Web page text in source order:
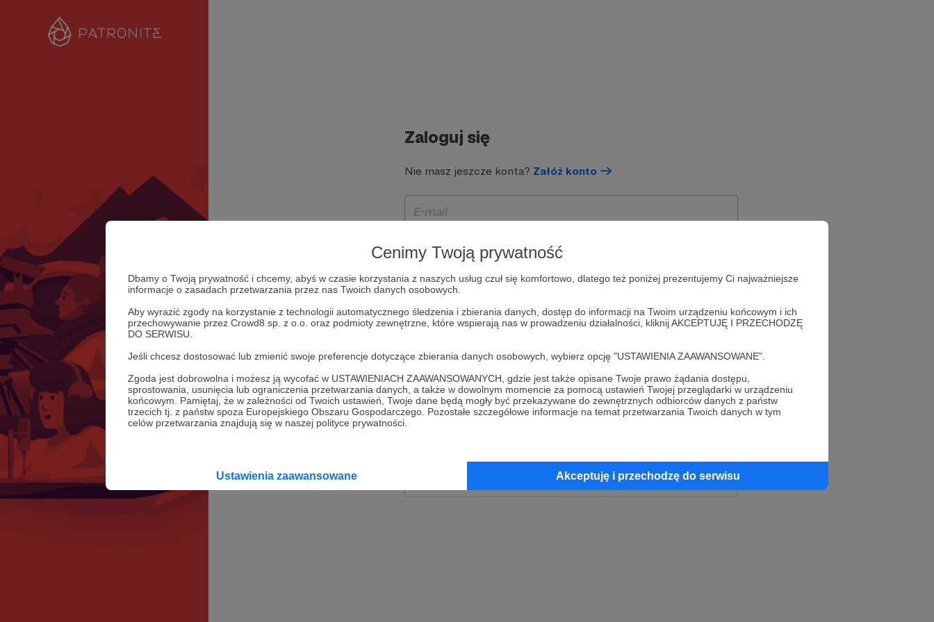
Cenimy Twoją prywatność
Dbamy o Twoją prywatność i chcemy, abyś w czasie korzystania z naszych usług czuł się komfortowo, dlatego też poniżej prezentujemy Ci najważniejsze
informacje o zasadach przetwarzania przez nas Twoich danych osobowych.
Aby wyrazić zgody na korzystanie z technologii automatycznego śledzenia i zbierania danych, dostęp do informacji na Twoim urządzeniu końcowym i ich
przechowywanie przez Crowd8 sp. z o.o. oraz podmioty zewnętrzne, które wspierają nas w prowadzeniu działalności, kliknij AKCEPTUJĘ I PRZECHODZĘ
DO SERWISU.
Jeśli chcesz dostosować lub zmienić swoje preferencje dotyczące zbierania danych osobowych, wybierz opcję "USTAWIENIA ZAAWANSOWANE".
Zgoda jest dobrowolna i możesz ją wycofać w USTAWIENIACH ZAAWANSOWANYCH, gdzie jest także opisane Twoje prawo żądania dostępu,
sprostowania, usunięcia lub ograniczenia przetwarzania danych, a także w dowolnym momencie za pomocą ustawień Twojej przeglądarki w urządzeniu
końcowym. Pamiętaj, że w zależności od Twoich ustawień, Twoje dane będą mogły być przekazywane do zewnętrznych odbiorców danych z państw
trzecich tj. z państw spoza Europejskiego Obszaru Gospodarczego. Pozostałe szczegółowe informacje na temat przetwarzania Twoich danych w tym
celów przetwarzania znajdują się w naszej polityce prywatności.
Ustawienia zaawansowane Akceptuję i przechodzę do serwisu
Zaloguj się
Nie masz jeszcze konta? Załóż konto
Zapamiętaj mnie
lub
Kontynuuj z Apple